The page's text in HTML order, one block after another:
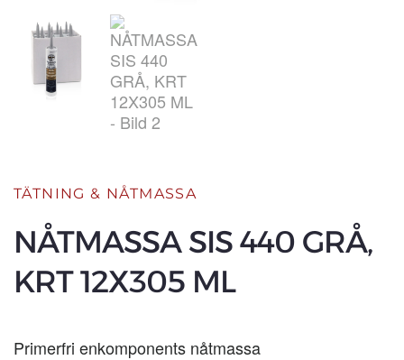
TÄTNING & NÅTMASSA
NÅTMASSA SIS 440 GRÅ,
KRT 12X305 ML
Primerfri enkomponents nåtmassa